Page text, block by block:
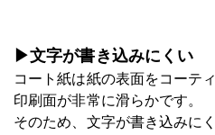
▶文字が書き込みにくい
コート紙は紙の表面をコーテ
印刷面が非常に滑らかです。
そのため、文字が書き込みに